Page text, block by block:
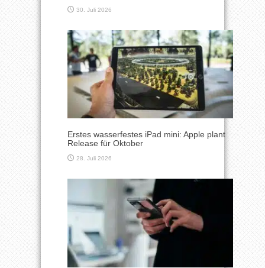
30. Juli 2026
Erstes wasserfestes iPad mini: Apple plant
Release für Oktober
28. Juli 2026